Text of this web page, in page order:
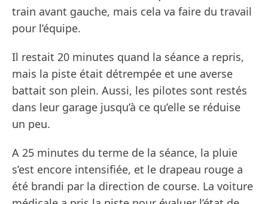
train avant gauche, mais cela va faire du travail
pour l’équipe.
Il restait 20 minutes quand la séance a repris,
mais la piste était détrempée et une averse
battait son plein. Aussi, les pilotes sont restés
dans leur garage jusqu’à ce qu’elle se réduise
un peu.
A 25 minutes du terme de la séance, la pluie
s’est encore intensifiée, et le drapeau rouge a
été brandi par la direction de course. La voiture